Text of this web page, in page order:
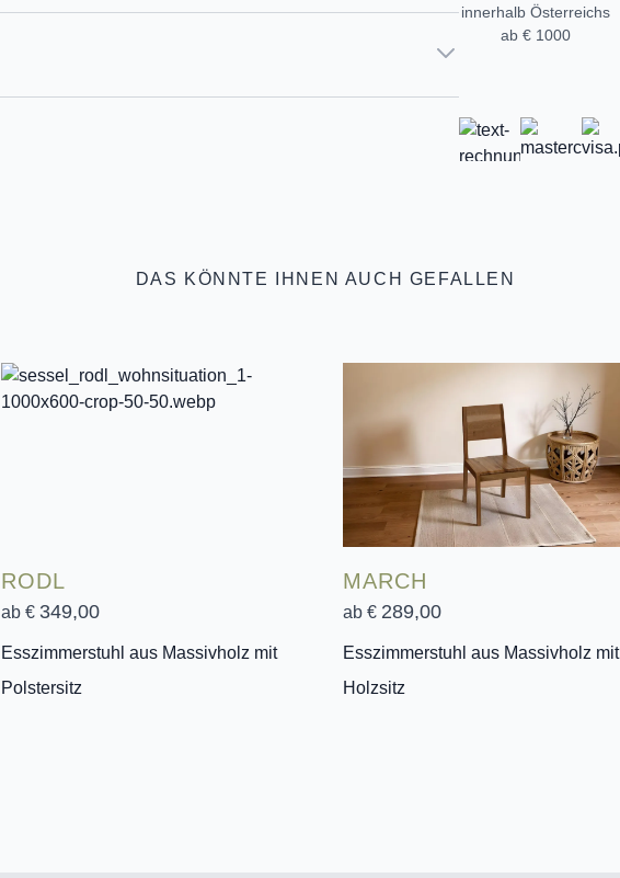
innerhalb Österreichs
ab € 1000
DAS KÖNNTE IHNEN AUCH GEFALLEN
RODL
ab € 349,00
Esszimmerstuhl aus Massivholz mit
Polstersitz
MARCH
ab € 289,00
Esszimmerstuhl aus Massivholz mit
Holzsitz